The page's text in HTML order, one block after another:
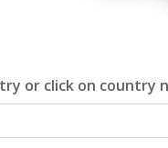
or click on country